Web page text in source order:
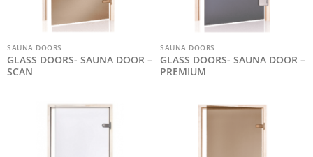
SAUNA DOORS
GLASS DOORS- SAUNA DOOR –
SCAN
SAUNA DOORS
GLASS DOORS- SAUNA DOOR –
PREMIUM